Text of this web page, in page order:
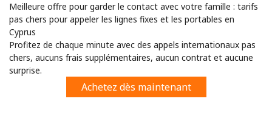
S'enregistrer avec
ou
Meilleure offre pour garder le contact avec votre famille : tarifs
pas chers pour appeler les lignes fixes et les portables en
Cyprus
Profitez de chaque minute avec des appels internationaux pas
chers, aucuns frais supplémentaires, aucun contrat et aucune
surprise.
Achetez dès maintenant